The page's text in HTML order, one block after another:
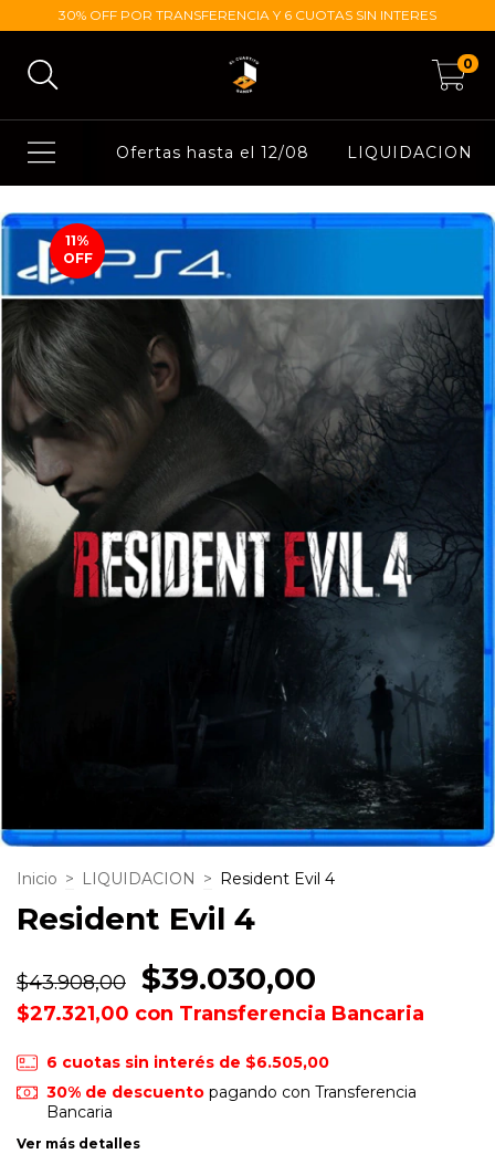
30% OFF POR TRANSFERENCIA Y 6 CUOTAS SIN INTERES
0
Ofertas hasta el 12/08 LIQUIDACION
11%
OFF
Inicio > LIQUIDACION > Resident Evil 4
Resident Evil 4
$43.908,00 $39.030,00
$27.321,00 con Transferencia Bancaria
6 cuotas sin interés de $6.505,00
30% de descuentopagando con Transferencia
Bancaria
Ver más detalles